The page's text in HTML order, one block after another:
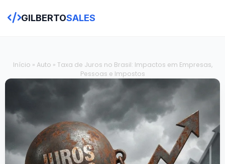
GILBERTOSALES
Início » Auto » Taxa de Juros no Brasil: Impactos em Empresas,
Pessoas e Impostos